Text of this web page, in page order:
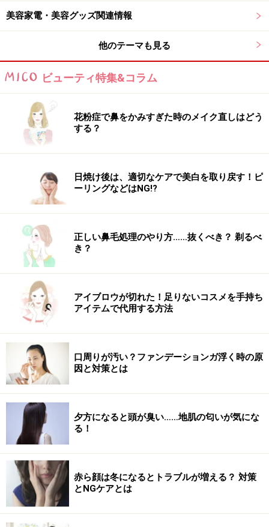
ら守ってくれると言われていますが、そこまで泡立てる
のは結構大変。その大変な泡立てを自動で行ってくれる
機能が搭載されたものです。
■タッピング機能付きタイプ
洗顔ブラシをタッピング用アタッチメントに付け替える
ことで、指先で肌をタッピングするような引き締めケア
ができるもの。洗顔ついでに手軽にセルフケアができる
プラスαの機能です。
次のページから、各メーカーの電動洗顔ブラシをチェッ
※記事内容は執筆時点のものです。最新の内容をご確認くださ
い。
※個人の体質、また、誤った方法による実践に起因して肌荒れや
不調を引き起こす場合があります。実践の際には、必ず自身の体
質及び健康状態を十分に考慮し、正しい方法で行ってください。
また、全ての方への有効性を保証するものではありません。
美容家電・美容グッズ関連情報
他のテーマも見る
ビューティ特集&コラム
花粉症で鼻をかみすぎた時のメイク直しはどう
する？
日焼け後は、適切なケアで美白を取り戻す！ピ
ーリングなどはNG!?
正しい鼻毛処理のやり方……抜くべき？ 剃るべ
き？
アイブロウが切れた！足りないコスメを手持ち
アイテムで代用する方法
口周りが汚い？ファンデーションガ浮く時の原
因と対策とは
夕方になると頭が臭い……地肌の匂いが気にな
る！
赤ら顔は冬になるとトラブルが増える？ 対策
とNGケアとは